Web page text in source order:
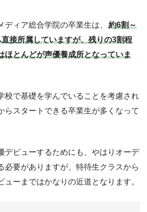
ディア総合学院の卒業生は、
約6割～
接所属していますが、残りの3割程
ほとんどが声優養成所となっていま
校で基礎を学んでいることを考慮され
らスタートできる卒業生が多くなって
デビューするためにも、やはりオーデ
必要がありますが、特待生クラスから
ューまではかなりの近道となります。